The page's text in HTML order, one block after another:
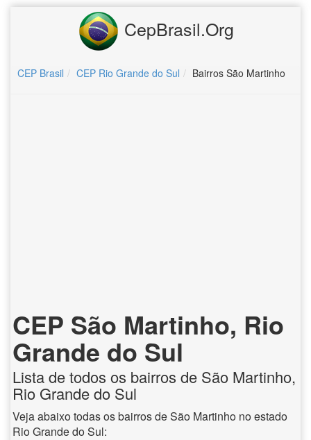
CepBrasil.Org
CEP Brasil CEP Rio Grande do Sul Bairros São Martinho
CEP São Martinho, Rio
Grande do Sul
Lista de todos os bairros de São Martinho,
Rio Grande do Sul
Veja abaixo todas os bairros de São Martinho no estado
Rio Grande do Sul: